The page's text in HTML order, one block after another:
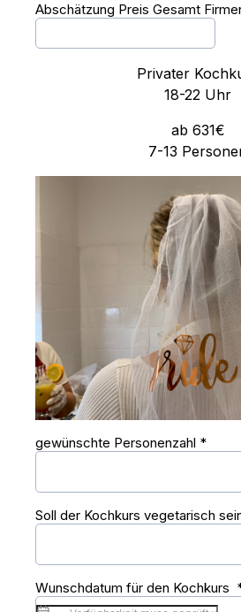
Abschätzung Preis Gesamt
Privater
18-22 Uhr
ab 631€
7-13
gewünschte Personenzahl *
Soll der Kochkurs vegetarisch
Wunschdatum für den Kochkurs